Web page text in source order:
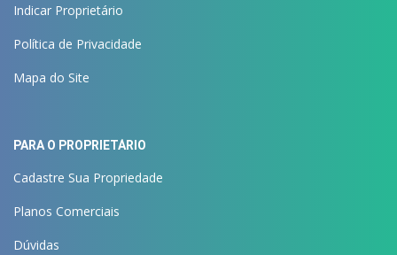
Indicar Proprietário
Política de Privacidade
Mapa do Site
PARA O PROPRIETÁRIO
Cadastre Sua Propriedade
Planos Comerciais
Dúvidas